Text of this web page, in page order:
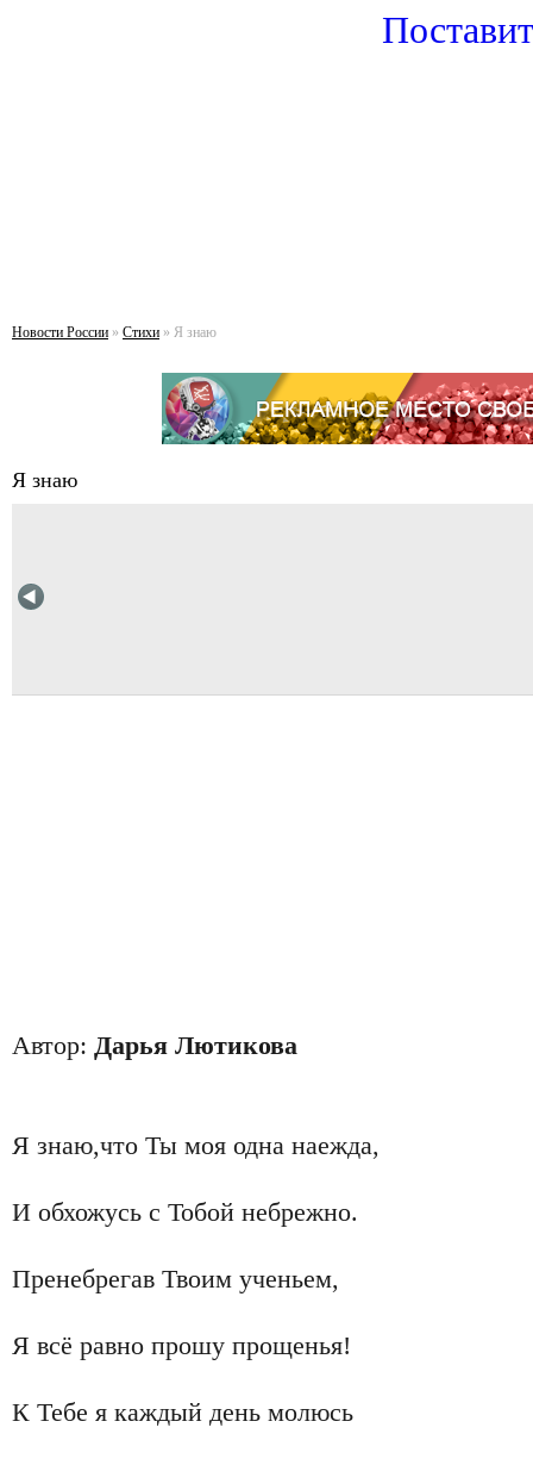
Новости России » Стихи » Я знаю
Я знаю
Автор: Дарья Лютикова
Я знаю,что Ты моя одна наежда,
И обхожусь с Тобой небрежно.
Пренебрегав Твоим ученьем,
Я всё равно прошу прощенья!
К Тебе я каждый день молюсь